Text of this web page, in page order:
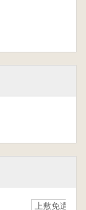
上敷免遺跡